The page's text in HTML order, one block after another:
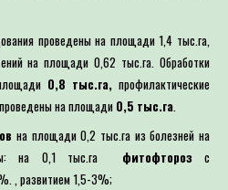
проведены на площади 1,4 тыс.га,
на площади 0,62 тыс.га. Обработки
0,8 тыс.га,профилактические
на площади 0,5 тыс.га.
на площади 0,2 тыс.га из болезней на
на 0,1 тыс.га фитофтороз с
, развитием 1,5-3%;